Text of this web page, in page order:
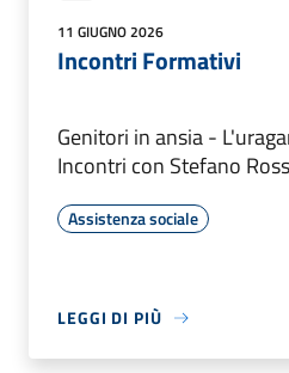
11 GIUGNO 2026
Incontri Formativi
Genitori in ansia -
Incontri con Stefano
Assistenza sociale
LEGGI DI PIÙ